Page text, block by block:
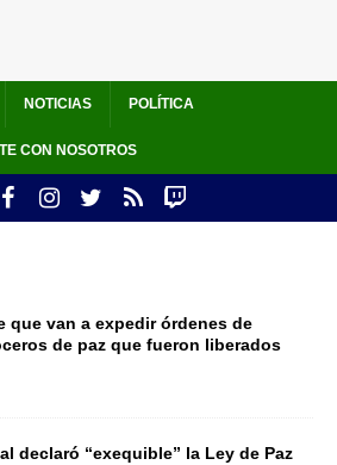
NOTICIAS POLÍTICA
CON NOSOTROS
que van a expedir órdenes de
de paz que fueron liberados
declaró “exequible” la Ley de Paz